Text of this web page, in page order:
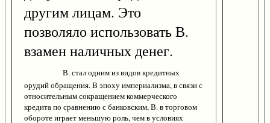
другим лицам. Это
позволяло использовать В.
взамен наличных денег.
В. стал одним из видов кредитных
орудий обращения. В эпоху империализма, в связи с
относительным сокращением коммерческого
кредита по сравнению с банковским, В. в торговом
обороте играет меньшую роль, чем в условиях